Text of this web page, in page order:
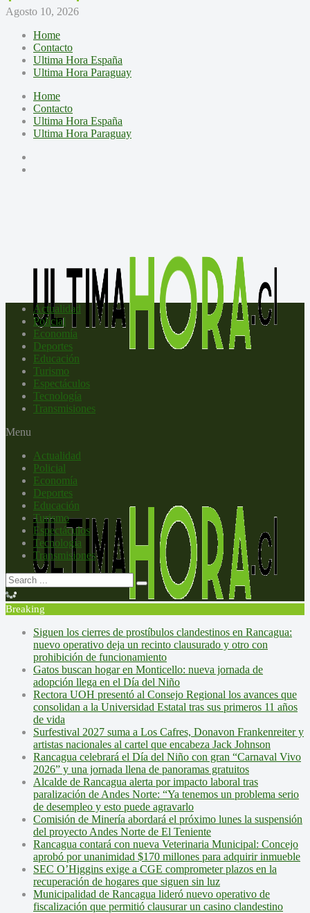
Agosto 10, 2026
Home
Contacto
Ultima Hora España
Ultima Hora Paraguay
Home
Contacto
Ultima Hora España
Ultima Hora Paraguay
Actualidad
Policial
Economía
Deportes
Educación
Turismo
Espectáculos
Tecnología
Transmisiones
Menu
Actualidad
Policial
Economía
Deportes
Educación
Turismo
Espectáculos
Tecnología
Transmisiones
Breaking
Siguen los cierres de prostíbulos clandestinos en Rancagua:
nuevo operativo deja un recinto clausurado y otro con
prohibición de funcionamiento
Gatos buscan hogar en Monticello: nueva jornada de
adopción llega en el Día del Niño
Rectora UOH presentó al Consejo Regional los avances que
consolidan a la Universidad Estatal tras sus primeros 11 años
de vida
Surfestival 2027 suma a Los Cafres, Donavon Frankenreiter y
artistas nacionales al cartel que encabeza Jack Johnson
Rancagua celebrará el Día del Niño con gran “Carnaval Vivo
2026” y una jornada llena de panoramas gratuitos
Alcalde de Rancagua alerta por impacto laboral tras
paralización de Andes Norte: “Ya tenemos un problema serio
de desempleo y esto puede agravarlo
Comisión de Minería abordará el próximo lunes la suspensión
del proyecto Andes Norte de El Teniente
Rancagua contará con nueva Veterinaria Municipal: Concejo
aprobó por unanimidad $170 millones para adquirir inmueble
SEC O’Higgins exige a CGE comprometer plazos en la
recuperación de hogares que siguen sin luz
Municipalidad de Rancagua lideró nuevo operativo de
fiscalización que permitió clausurar un casino clandestino